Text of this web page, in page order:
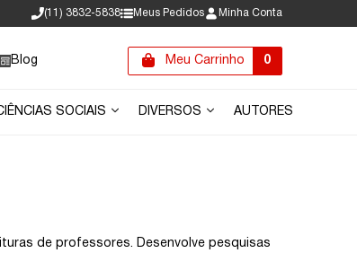
(11) 3832-5838 Meus Pedidos Minha Conta
Blog Meu Carrinho 0
SOCIAIS DIVERSOS AUTORES
de professores. Desenvolve pesquisas